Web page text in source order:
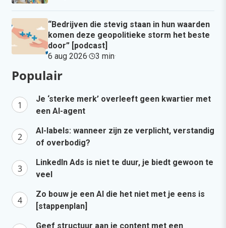
“Bedrijven die stevig staan in hun waarden
komen deze geopolitieke storm het beste
door” [podcast]
6 aug 2026· 3 min·
Populair
Je ‘sterke merk’ overleeft geen kwartier met
een AI-agent
AI-labels: wanneer zijn ze verplicht, verstandig
of overbodig?
LinkedIn Ads is niet te duur, je biedt gewoon te
veel
Zo bouw je een AI die het niet met je eens is
[stappenplan]
Geef structuur aan je content met een